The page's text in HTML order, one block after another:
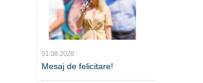
01.08.2026
Mesaj de felicitare!